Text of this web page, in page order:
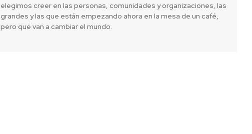
elegimos creer en las personas, comunidades y organizaciones, las
grandes y las que están empezando ahora en la mesa de un café,
pero que van a cambiar el mundo.